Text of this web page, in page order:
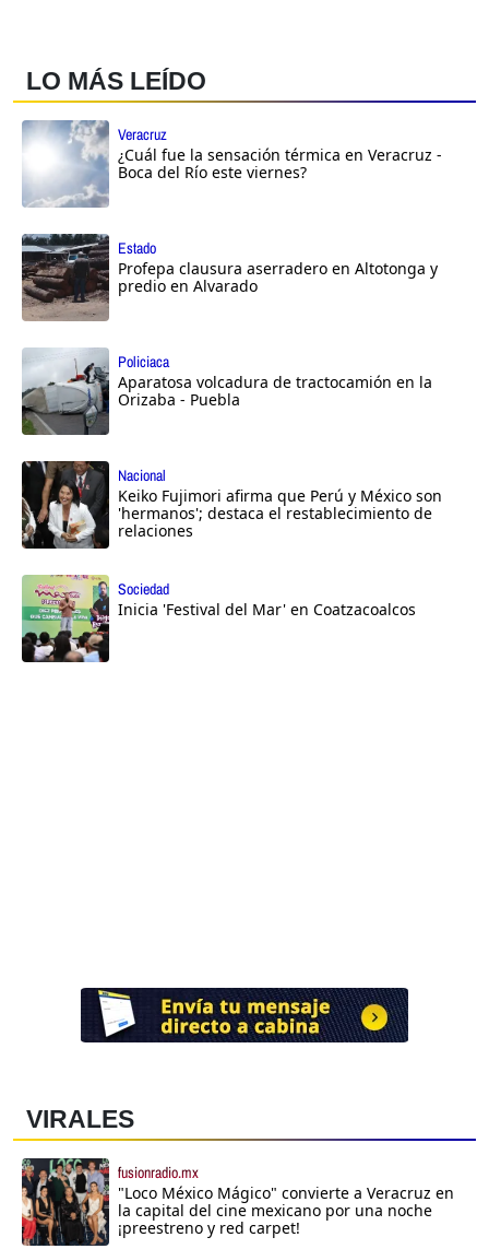
LO MÁS LEÍDO
Veracruz
¿Cuál fue la sensación térmica en Veracruz -
Boca del Río este viernes?
Estado
Profepa clausura aserradero en Altotonga y
predio en Alvarado
Policiaca
Aparatosa volcadura de tractocamión en la
Orizaba - Puebla
Nacional
Keiko Fujimori afirma que Perú y México son
'hermanos'; destaca el restablecimiento de
relaciones
Sociedad
Inicia 'Festival del Mar' en Coatzacoalcos
VIRALES
fusionradio.mx
"Loco México Mágico" convierte a Veracruz en
la capital del cine mexicano por una noche
¡preestreno y red carpet!